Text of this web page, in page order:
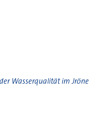
Wasserqualität im Jröne